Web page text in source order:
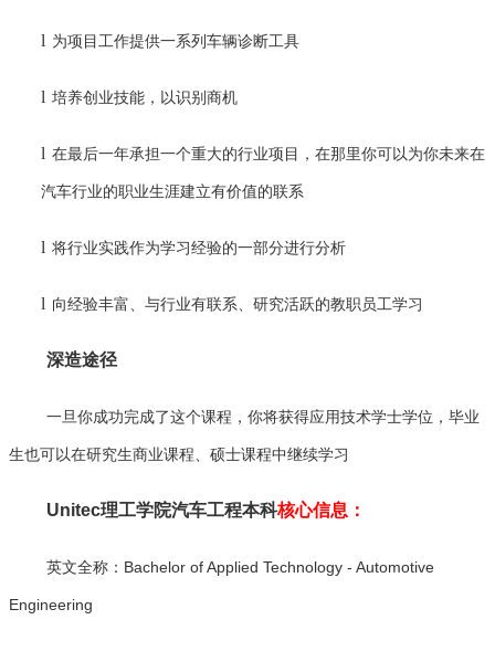
l 为项目工作提供一系列车辆诊断工具
l 培养创业技能，以识别商机
l 在最后一年承担一个重大的行业项目，在那里你可以为你未来在
汽车行业的职业生涯建立有价值的联系
l 将行业实践作为学习经验的一部分进行分析
l 向经验丰富、与行业有联系、研究活跃的教职员工学习
深造途径
一旦你成功完成了这个课程，你将获得应用技术学士学位，毕业
生也可以在研究生商业课程、硕士课程中继续学习
Unitec理工学院汽车工程本科核心信息：
英文全称：Bachelor of Applied Technology - Automotive
Engineering